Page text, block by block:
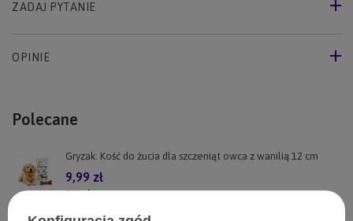
ZADAJ PYTANIE
OPINIE
Polecane
Gryzak: Kość do żucia dla szczeniąt owca z wanilią 12 cm
9,99 zł
999pkt.
Żwacze jagnięce dla psa 120 g